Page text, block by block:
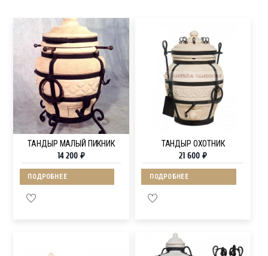
ТАНДЫР МАЛЫЙ ПИКНИК
14 200₽
ПОДРОБНЕЕ
ТАНДЫР ОХОТНИК
21 600₽
ПОДРОБНЕЕ